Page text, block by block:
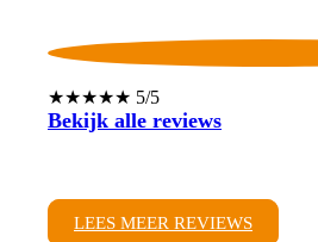
★★★★★ 5/5
Bekijk alle reviews
LEES MEER REVIEWS